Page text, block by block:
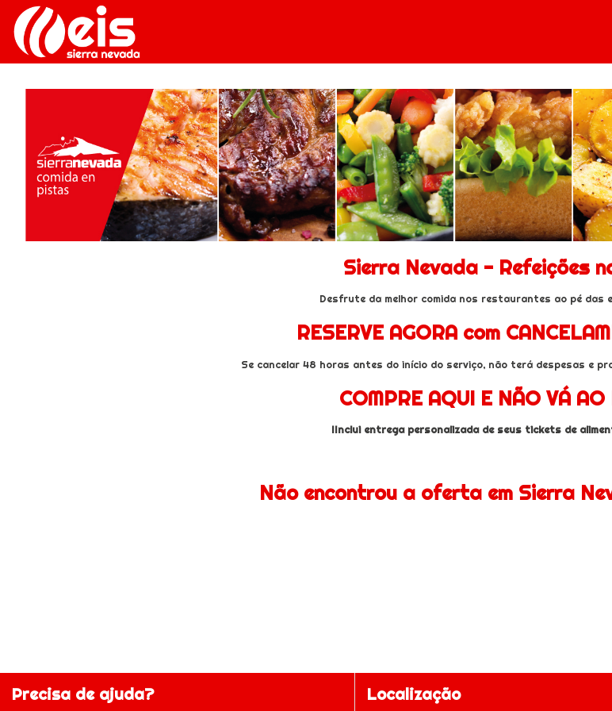
Sierra Nevada - Refeições
Desfrute da melhor comida nos restaurantes ao pé das
RESERVE AGORA com
Se cancelar 48 horas antes do início do serviço, não terá despesas e
COMPRE AQUI E NÃO VÁ
IInclui entrega personalizada de seus tickets de
Não encontrou a oferta em Sierra
Precisa de ajuda? Localização